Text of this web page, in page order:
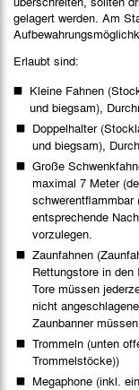
gelagert werden. Am
Erlaubt sind:
Kleine Fahnen
und biegsam),
Doppelhalter
und biegsam),
Große
maximal 7 Meter
schwerentflammbar
entsprechende
vorzulegen.
Zaunfahnen
Rettungstore in
Tore müssen
nicht
Zaunbanner
Trommeln (unten
Trommelstöcke))
Megaphone (inkl.